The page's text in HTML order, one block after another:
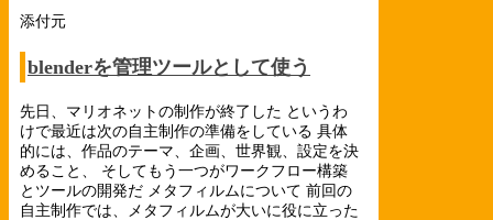
添付元
blenderを管理ツールとして使う
先日、マリオネットの制作が終了した というわ
けで最近は次の自主制作の準備をしている 具体
的には、作品のテーマ、企画、世界観、設定を決
めること、 そしてもう一つがワークフロー構築
とツールの開発だ メタフィルムについて 前回の
自主制作では、メタフィルムが大いに役に立った